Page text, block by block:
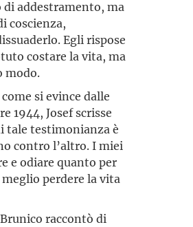
di addestramento, ma
coscienza,
Egli rispose
costare la vita, ma
modo.
si evince dalle
1944, Josef scrisse
tale testimonianza è
contro l’altro. I miei
e odiare quanto per
perdere la vita
raccontò di